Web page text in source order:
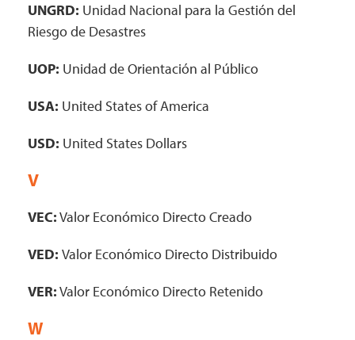
UNGRD: Unidad Nacional para la Gestión del
Riesgo de Desastres
UOP: Unidad de Orientación al Público
USA: United States of America
USD: United States Dollars
V
VEC:Valor Económico Directo Creado
VED: Valor Económico Directo Distribuido
VER:Valor Económico Directo Retenido
W